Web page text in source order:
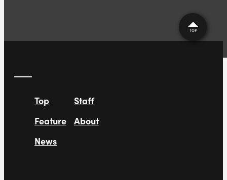
TOP
Top
Feature
News
Staff
About